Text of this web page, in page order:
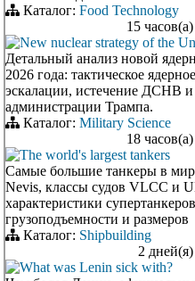
Каталог: Food Technology
15
New nuclear strategy of the
Детальный анализ новой
2026 года: тактическое
эскалации, истечение ДСНВ
администрации Трампа.
Каталог: Military Science
18
The world's largest tankers
Самые большие танкеры в
Nevis, классы судов VLCC и
характеристики
грузоподъемности и размеров
Каталог: Shipbuilding
2 дней(я)
What was Lenin sick with?